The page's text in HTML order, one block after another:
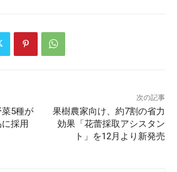
5種が
採用
次の記事
果樹農家向け、約7割の省力
効果「花蕾採取アシスタン
ト」を12月より新発売